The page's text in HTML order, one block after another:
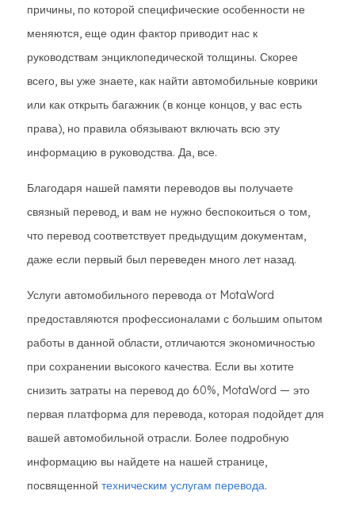
причины, по которой специфические особенности не
меняются, еще один фактор приводит нас к
руководствам энциклопедической толщины. Скорее
всего, вы уже знаете, как найти автомобильные коврики
или как открыть багажник (в конце концов, у вас есть
права), но правила обязывают включать всю эту
информацию в руководства. Да, все.
Благодаря нашей памяти переводов вы получаете
связный перевод, и вам не нужно беспокоиться о том,
что перевод соответствует предыдущим документам,
даже если первый был переведен много лет назад.
Услуги автомобильного перевода от MotaWord
предоставляются профессионалами с большим опытом
работы в данной области, отличаются экономичностью
при сохранении высокого качества. Если вы хотите
снизить затраты на перевод до 60%, MotaWord — это
первая платформа для перевода, которая подойдет для
вашей автомобильной отрасли. Более подробную
информацию вы найдете на нашей странице,
посвященной техническим услугам перевода.